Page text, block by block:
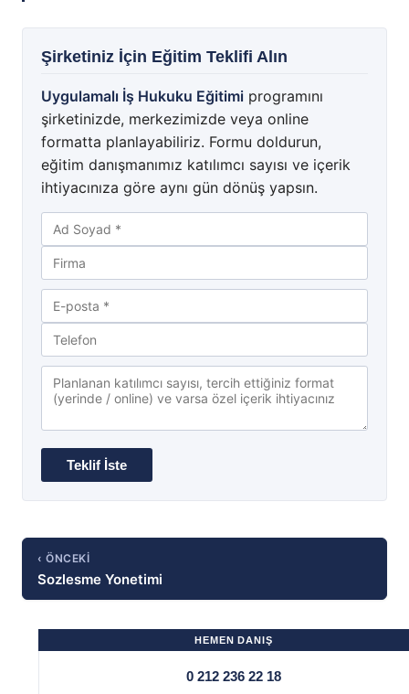
Şirketiniz İçin Eğitim Teklifi Alın
Uygulamalı İş Hukuku Eğitimi programını
şirketinizde, merkezimizde veya online
formatta planlayabiliriz. Formu doldurun,
eğitim danışmanımız katılımcı sayısı ve içerik
ihtiyacınıza göre aynı gün dönüş yapsın.
‹ ÖNCEKI
Sozlesme Yonetimi
HEMEN DANIŞ
0 212 236 22 18